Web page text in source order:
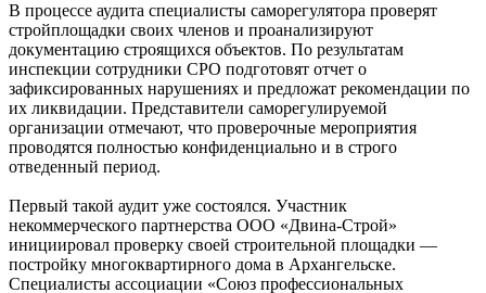
В процессе аудита специалисты саморегулятора проверят
стройплощадки своих членов и проанализируют
документацию строящихся объектов. По результатам
инспекции сотрудники СРО подготовят отчет о
зафиксированных нарушениях и предложат рекомендации по
их ликвидации. Представители саморегулируемой
организации отмечают, что проверочные мероприятия
проводятся полностью конфиденциально и в строго
отведенный период.
Первый такой аудит уже состоялся. Участник
некоммерческого партнерства ООО «Двина-Строй»
инициировал проверку своей строительной площадки —
постройку многоквартирного дома в Архангельске.
Специалисты ассоциации «Союз профессиональных